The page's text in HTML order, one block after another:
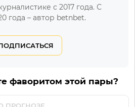
с 2017 года. С
года – автор betnbet.
фаворитом этой пары?